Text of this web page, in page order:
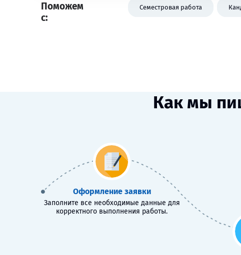
Поможем
с:
Семестровая работа
Как мы
Оформление заявки
Заполните все необходимые данные для
корректного выполнения работы.